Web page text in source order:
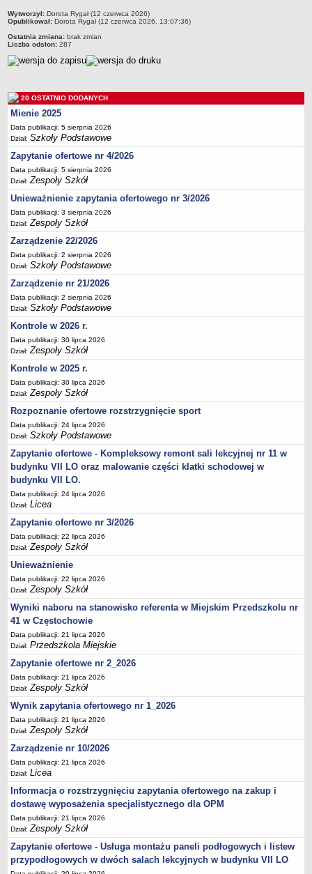
Wielofunkcyjna Placówka
SPECJALNE OŚRODKI SZKOLNO-WYCHOWAWCZE
Specjalny Ośrodek nr 1
Specjalny Ośrodek nr 5
Dane podstawowe
Statut
Majątek
Godziny dyżurów
Ogłoszenie
Zarządzenia
Kontrole
Rejestry, ewidencje, archiwa
Sprawozdania
Deklaracja dostępności
PORADNIE PSYCHOLOGICZNO-PEDAGOGICZNE
Zespół Poradni
BIURO FINANSÓW OŚWIATY
Dane podstawowe
Statut
Majątek
Godziny dyżurów
Ogłoszenia
Zarządzenia
Rejestry, ewidencje, archiwa
Kontrole
PONOWNE WYKORZYSTYWANIE
Sprawozdania
Deklaracja dostępności
DEKLARACJA DOSTĘPNOŚCI
OŚWIADCZENIA MAJĄTKOWE
PONOWNE WYKORZYSTYWANIE
UDOSTĘPNIANIE INFORMACJI PUBLICZNEJ
OCHRONA DANYCH OSOBOWYCH
metryczka
Wytworzył: Dorota Rygał (12 czerwca 2026)
Opublikował: Dorota Rygał (12 czerwca 2026, 13:07:36)
Ostatnia zmiana: brak zmian
Liczba odsłon: 287
20 OSTATNIO DODANYCH
Mienie 2025
Data publikacji: 5 sierpnia 2026
Dział:Szkoły Podstawowe
Zapytanie ofertowe nr 4/2026
Data publikacji: 5 sierpnia 2026
Dział:Zespoły Szkół
Unieważnienie zapytania ofertowego nr 3/2026
Data publikacji: 3 sierpnia 2026
Dział:Zespoły Szkół
Zarządzenie 22/2026
Data publikacji: 2 sierpnia 2026
Dział:Szkoły Podstawowe
Zarządzenie nr 21/2026
Data publikacji: 2 sierpnia 2026
Dział:Szkoły Podstawowe
Kontrole w 2026 r.
Data publikacji: 30 lipca 2026
Dział:Zespoły Szkół
Kontrole w 2025 r.
Data publikacji: 30 lipca 2026
Dział:Zespoły Szkół
Rozpoznanie ofertowe rozstrzygnięcie sport
Data publikacji: 24 lipca 2026
Dział:Szkoły Podstawowe
Zapytanie ofertowe - Kompleksowy remont sali lekcyjnej nr 11 w
budynku VII LO oraz malowanie części klatki schodowej w
budynku VII LO.
Data publikacji: 24 lipca 2026
Dział:Licea
Zapytanie ofertowe nr 3/2026
Data publikacji: 22 lipca 2026
Dział:Zespoły Szkół
Unieważnienie
Data publikacji: 22 lipca 2026
Dział:Zespoły Szkół
Wyniki naboru na stanowisko referenta w Miejskim Przedszkolu nr
41 w Częstochowie
Data publikacji: 21 lipca 2026
Dział:Przedszkola Miejskie
Zapytanie ofertowe nr 2_2026
Data publikacji: 21 lipca 2026
Dział:Zespoły Szkół
Wynik zapytania ofertowego nr 1_2026
Data publikacji: 21 lipca 2026
Dział:Zespoły Szkół
Zarządzenie nr 10/2026
Data publikacji: 21 lipca 2026
Dział:Licea
Informacja o rozstrzygnięciu zapytania ofertowego na zakup i
dostawę wyposażenia specjalistycznego dla OPM
Data publikacji: 21 lipca 2026
Dział:Zespoły Szkół
Zapytanie ofertowe - Usługa montażu paneli podłogowych i listew
przypodłogowych w dwóch salach lekcyjnych w budynku VII LO